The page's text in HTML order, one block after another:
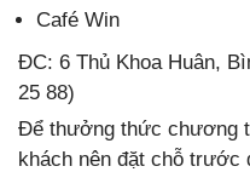
Café Win
ĐC: 6 Thủ Khoa Huân,
25 88)
Để thưởng thức chương
khách nên đặt chỗ